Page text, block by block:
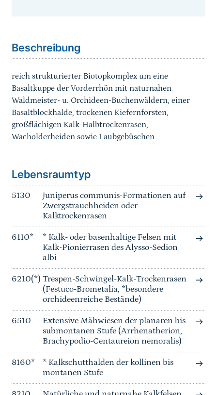
Beschreibung
reich strukturierter Biotopkomplex um eine
Basaltkuppe der Vorderrhön mit naturnahen
Waldmeister- u. Orchideen-Buchenwäldern, einer
Basaltblockhalde, trockenen Kiefernforsten,
großflächigen Kalk-Halbtrockenrasen,
Wacholderheiden sowie Laubgebüschen
Lebensraumtyp
5130
Juniperus communis-Formationen auf
Zwergstrauchheiden oder
Kalktrockenrasen
6110*
* Kalk- oder basenhaltige Felsen mit
Kalk-Pionierrasen des Alysso-Sedion
albi
6210(*) Trespen-Schwingel-Kalk-Trockenrasen
(Festuco-Brometalia, *besondere
orchideenreiche Bestände)
6510
Extensive Mähwiesen der planaren bis
submontanen Stufe (Arrhenatherion,
Brachypodio-Centaureion nemoralis)
8160*
* Kalkschutthalden der kollinen bis
montanen Stufe